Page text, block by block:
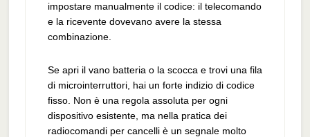
impostare manualmente il codice: il telecomando
e la ricevente dovevano avere la stessa
combinazione.
Se apri il vano batteria o la scocca e trovi una fila
di microinterruttori, hai un forte indizio di codice
fisso. Non è una regola assoluta per ogni
dispositivo esistente, ma nella pratica dei
radiocomandi per cancelli è un segnale molto